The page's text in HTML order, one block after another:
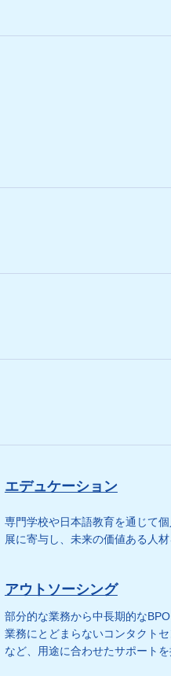
エデュケーション
専門学校や日本語教育を通じて
展に寄与し、未来の価値ある人材
アウトソーシング
部分的な業務から中長期的な
業務にとどまらないコンタクト
など、用途に合わせたサポートを